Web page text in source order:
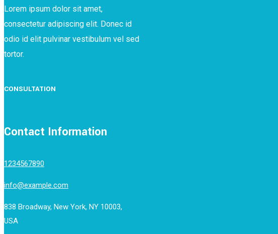
Lorem ipsum dolor sit amet,
consectetur adipiscing elit. Donec id
odio id elit pulvinar vestibulum vel sed
tortor.
CONSULTATION
Contact Information
1234567890
info@example.com
838 Broadway, New York, NY 10003,
USA